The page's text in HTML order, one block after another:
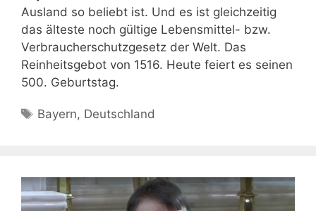
Ausland so beliebt ist. Und es ist gleichzeitig
das älteste noch gültige Lebensmittel- bzw.
Verbraucherschutzgesetz der Welt. Das
Reinheitsgebot von 1516. Heute feiert es seinen
500. Geburtstag.
Schlagwörter
Bayern, Deutschland